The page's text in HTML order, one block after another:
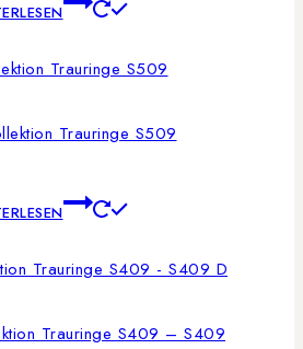
Trauringe S509
Trauringe S409 – S409